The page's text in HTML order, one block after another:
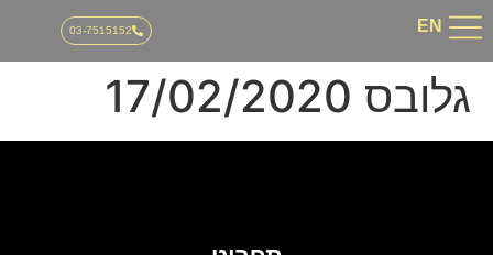
03-